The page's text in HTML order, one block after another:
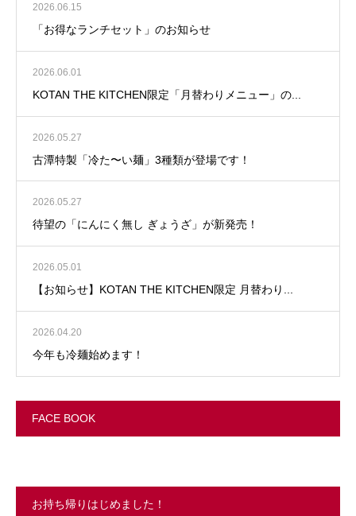
2026.06.15
「お得なランチセット」のお知らせ
2026.06.01
KOTAN THE KITCHEN限定「月替わりメニュー」の...
2026.05.27
古潭特製「冷た〜い麺」3種類が登場です！
2026.05.27
待望の「にんにく無し ぎょうざ」が新発売！
2026.05.01
【お知らせ】KOTAN THE KITCHEN限定 月替わり...
2026.04.20
今年も冷麺始めます！
FACE BOOK
お持ち帰りはじめました！